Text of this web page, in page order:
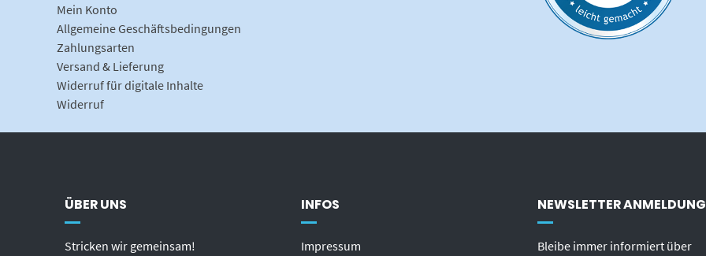
Mein Konto
Allgemeine Geschäftsbedingungen
Zahlungsarten
Versand & Lieferung
Widerruf für digitale Inhalte
Widerruf
ÜBER UNS
Stricken wir gemeinsam!
INFOS
Impressum
NEWSLETTER ANMELDUNG
Bleibe immer informiert über